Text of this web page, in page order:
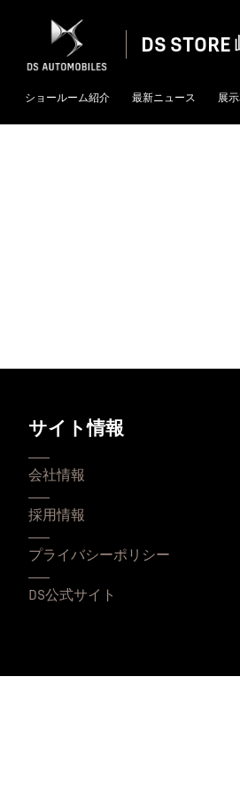
DS STORE
ショールーム紹介 最新ニュース 展
サイト情報
会社情報
採用情報
プライバシーポリシー
DS公式サイト